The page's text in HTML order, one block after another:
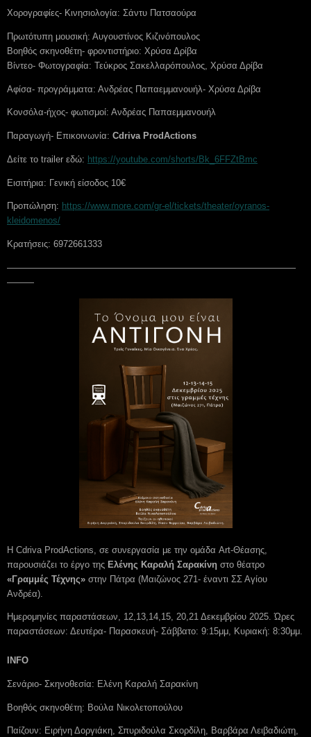
Χορογραφίες- Κινησιολογία: Σάντυ Πατσαούρα
Πρωτότυπη μουσική: Αυγουστίνος Κιζινόπουλος
Βοηθός σκηνοθέτη- φροντιστήριο: Χρύσα Δρίβα
Βίντεο- Φωτογραφία: Τεύκρος Σακελλαρόπουλος, Χρύσα Δρίβα
Αφίσα- προγράμματα: Ανδρέας Παπαεμμανουήλ- Χρύσα Δρίβα
Κονσόλα-ήχος- φωτισμοί: Ανδρέας Παπαεμμανουήλ
Παραγωγή- Επικοινωνία: Cdriva ProdActions
Δείτε το trailer εδώ: https://youtube.com/shorts/Bk_6FFZtBmc
Εισιτήρια: Γενική είσοδος 10€
Προπώληση: https://www.more.com/gr-el/tickets/theater/oyranos-
kleidomenos/
Κρατήσεις: 6972661333
————————————————————————————————
———
Η Cdriva ProdActions, σε συνεργασία με την ομάδα Art-Θέασης,
παρουσιάζει το έργο της Ελένης Καραλή Σαρακίνη στο θέατρο
«Γραμμές Τέχνης» στην Πάτρα (Μαιζώνος 271- έναντι ΣΣ Αγίου
Ανδρέα).
Ημερομηνίες παραστάσεων, 12,13,14,15, 20,21 Δεκεμβρίου 2025. Ώρες
παραστάσεων: Δευτέρα- Παρασκευή- Σάββατο: 9:15μμ, Κυριακή: 8:30μμ.
INFO
Σενάριο- Σκηνοθεσία: Ελένη Καραλή Σαρακίνη
Βοηθός σκηνοθέτη: Βούλα Νικολετοπούλου
Παίζουν: Ειρήνη Δοργιάκη, Σπυριδούλα Σκορδίλη, Βαρβάρα Λειβαδιώτη,